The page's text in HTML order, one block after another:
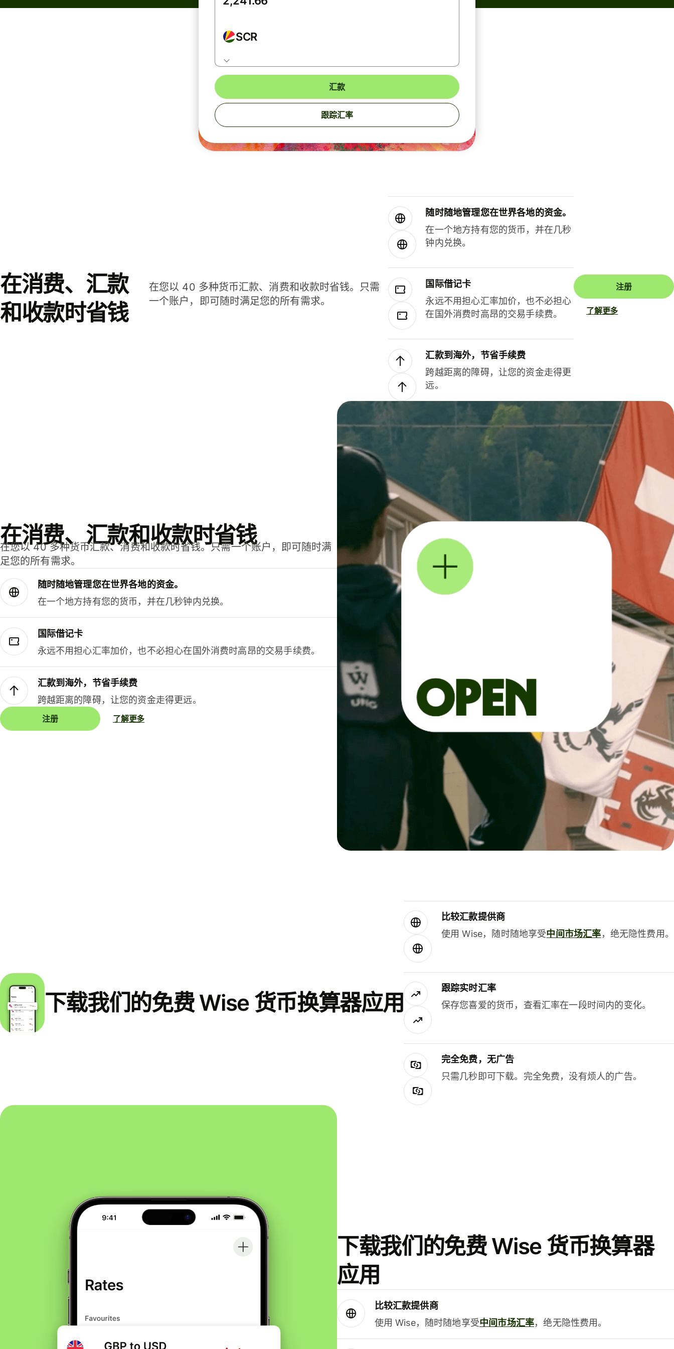
SCR
汇款
跟踪汇率
在消费、汇款
和收款时省钱
在您以 40 多种货币汇款、消费和收款时省钱。只需
一个账户，即可随时满足您的所有需求。
随时随地管理您在世界各地的资金。
在一个地方持有您的货币，并在几秒
钟内兑换。
国际借记卡
永远不用担心汇率加价，也不必担心
在国外消费时高昂的交易手续费。
汇款到海外，节省手续费
跨越距离的障碍，让您的资金走得更
远。
注册
了解更多
在消费、汇款和收款时省钱
在您以 40 多种货币汇款、消费和收款时省钱。只需一个账户，即可随时满
足您的所有需求。
随时随地管理您在世界各地的资金。
在一个地方持有您的货币，并在几秒钟内兑换。
国际借记卡
永远不用担心汇率加价，也不必担心在国外消费时高昂的交易手续费。
汇款到海外，节省手续费
跨越距离的障碍，让您的资金走得更远。
注册 了解更多
下载我们的免费 Wise 货币换算器应用
比较汇款提供商
使用 Wise，随时随地享受中间市场汇率，绝无隐性费用。
跟踪实时汇率
保存您喜爱的货币，查看汇率在一段时间内的变化。
完全免费，无广告
只需几秒即可下载。完全免费，没有烦人的广告。
下载我们的免费 Wise 货币换算器
应用
比较汇款提供商
使用 Wise，随时随地享受中间市场汇率，绝无隐性费用。